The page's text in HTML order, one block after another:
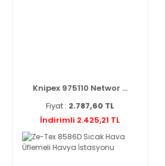
Knipex 975110 Networ ...
Fiyat : 2.787,60 TL
İndirimli 2.425,21 TL